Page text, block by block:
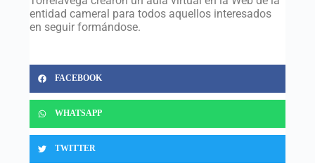
entidad cameral para todos aquellos interesados
en seguir formándose.
FACEBOOK
WHATSAPP
TWITTER